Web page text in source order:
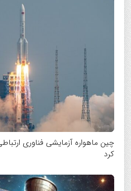
چین ماهواره آزمایشی فناوری
کرد